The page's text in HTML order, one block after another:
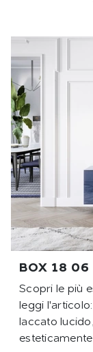
BOX 18 06
Scopri le più
leggi
laccato
esteticamente